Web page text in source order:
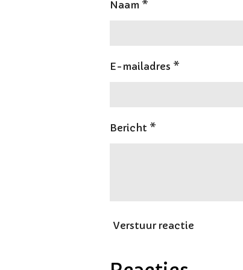
Naam *
E-mailadres *
Bericht *
Verstuur reactie